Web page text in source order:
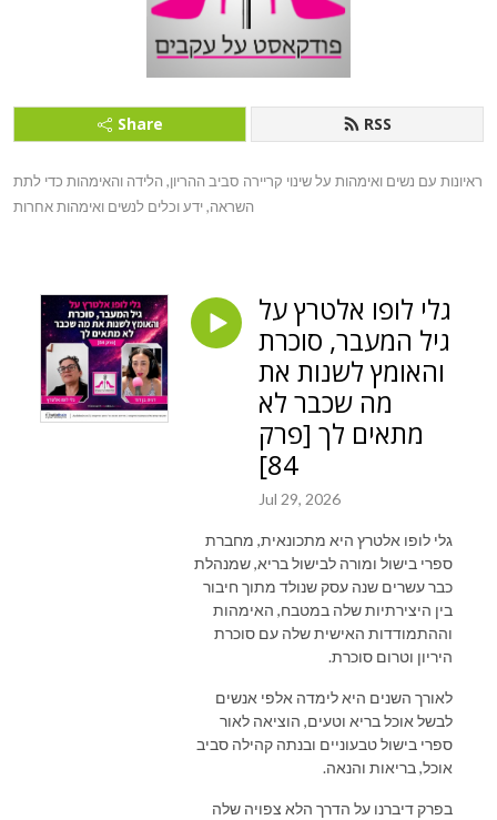
Share RSS
ראיונות עם נשים ואימהות על שינוי קריירה סביב ההריון, הלידה והאימהות כדי לתת
השראה, ידע וכלים לנשים ואימהות אחרות
גלי לופו אלטרץ על
גיל המעבר, סוכרת
והאומץ לשנות את
מה שכבר לא
מתאים לך [פרק
84]
Jul 29, 2026
גלי לופו אלטרץ היא מתכונאית, מחברת
ספרי בישול ומורה לבישול בריא, שמנהלת
כבר עשרים שנה עסק שנולד מתוך חיבור
בין היצירתיות שלה במטבח, האימהות
וההתמודדות האישית שלה עם סוכרת
היריון וטרום סוכרת.
לאורך השנים היא לימדה אלפי אנשים
לבשל אוכל בריא וטעים, הוציאה לאור
ספרי בישול טבעוניים ובנתה קהילה סביב
אוכל, בריאות והנאה.
בפרק דיברנו על הדרך הלא צפויה שלה